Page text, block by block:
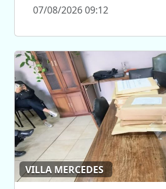
07/08/2026 09:12
VILLA MERCEDES